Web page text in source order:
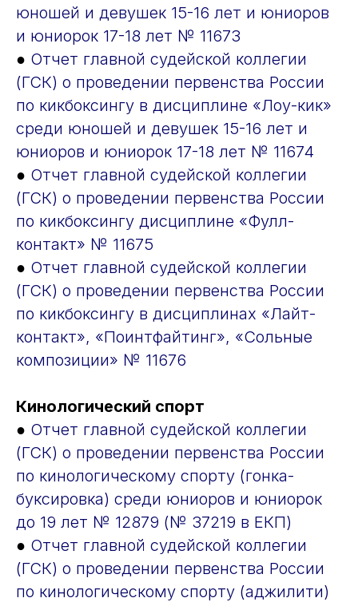
юношей и девушек 15-16 лет и юниоров
и юниорок 17-18 лет № 11673
● Отчет главной судейской коллегии
(ГСК) о проведении первенства России
по кикбоксингу в дисциплине «Лоу-кик»
среди юношей и девушек 15-16 лет и
юниоров и юниорок 17-18 лет № 11674
● Отчет главной судейской коллегии
(ГСК) о проведении первенства России
по кикбоксингу дисциплине «Фулл-
контакт» № 11675
● Отчет главной судейской коллегии
(ГСК) о проведении первенства России
по кикбоксингу в дисциплинах «Лайт-
контакт», «Поинтфайтинг», «Сольные
композиции» № 11676
Кинологический спорт
● Отчет главной судейской коллегии
(ГСК) о проведении первенства России
по кинологическому спорту (гонка-
буксировка) среди юниоров и юниорок
до 19 лет № 12879 (№ 37219 в ЕКП)
● Отчет главной судейской коллегии
(ГСК) о проведении первенства России
по кинологическому спорту (аджилити)